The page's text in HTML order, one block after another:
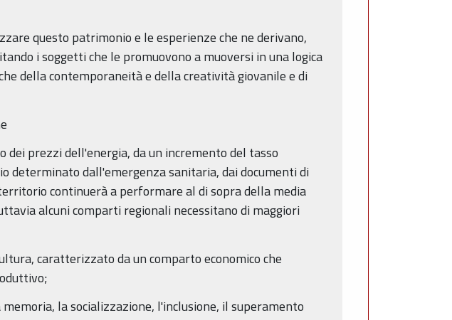
questo patrimonio e le esperienze che ne derivano,
i soggetti che le promuovono a muoversi in una logica
della contemporaneità e della creatività giovanile e di
prezzi dell'energia, da un incremento del tasso
dall'emergenza sanitaria, dai documenti di
continuerà a performare al di sopra della media
alcuni comparti regionali necessitano di maggiori
caratterizzato da un comparto economico che
la socializzazione, l'inclusione, il superamento